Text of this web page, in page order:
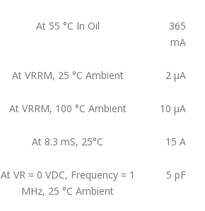
At 55 °C In Oil
365
mA
At VRRM, 25 °C Ambient 2 μA
At VRRM, 100 °C Ambient 10 μA
At 8.3 mS, 25°C 15 A
At VR = 0 VDC, Frequency = 1
MHz, 25 °C Ambient
5 pF